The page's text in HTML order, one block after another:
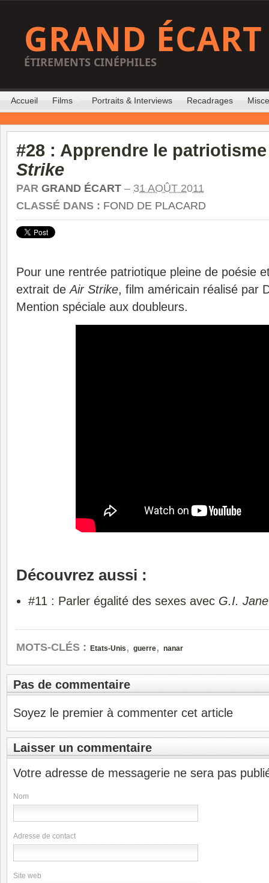
GRAND ÉCART
ÉTIREMENTS CINÉPHILES
Accueil Films Portraits & Interviews Recadrages
#28 : Apprendre le
Strike
PAR GRAND ÉCART – 31 AOÛT 2011
CLASSÉ DANS : FOND DE PLACARD
Pour une rentrée patriotique pleine de poésie
extrait deAir Strike, film américain réalisé par
Mention spéciale aux doubleurs.
Découvrez aussi :
#11 : Parler égalité des sexes avec G.I. Jane
MOTS-CLÉS : Etats-Unis , guerre, nanar
Pas de commentaire
Soyez le premier à commenter cet article
Laisser un commentaire
Votre adresse de messagerie ne sera pas
Nom
Adresse de contact
Site web